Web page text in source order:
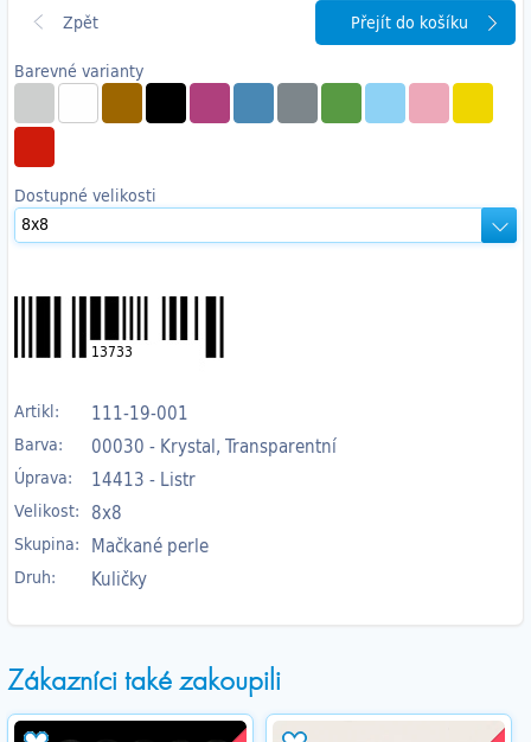
Barevné varianty
Dostupné velikosti
13733
Artikl: 111-19-001
Barva: 00030 - Krystal, Transparentní
Úprava: 14413 - Listr
Velikost: 8x8
Skupina: Mačkané perle
Druh: Kuličky
Přejít do košíku
Zákazníci také zakoupili